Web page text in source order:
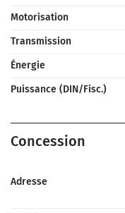
Motorisation
Transmission
Énergie
Puissance (DIN/Fisc.)
Concession
Adresse